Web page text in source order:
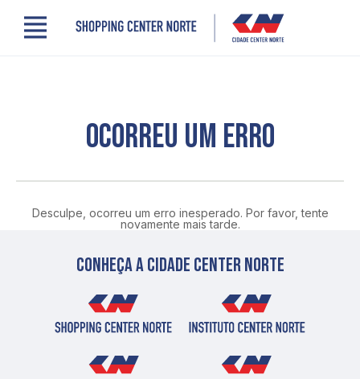
Menu
Comodidades
Clube de Benefícios
Novidades
Quem somos
Localização
OCORREU UM ERRO
Desculpe, ocorreu um erro inesperado. Por favor, tente
novamente mais tarde.
Conheça a cidade center norte